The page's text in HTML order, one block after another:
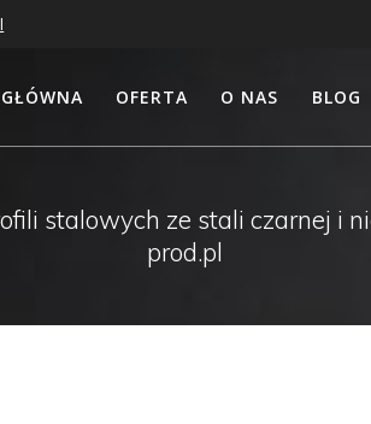
OFERTA O NAS BLOG
stalowych ze stali czarnej i
prod.pl